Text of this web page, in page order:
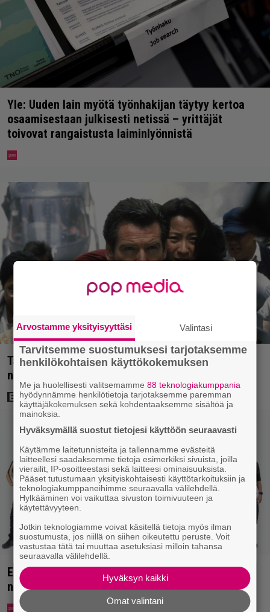
Yle: Uuden lain myötä työnhakijan täytyy kertoa
osaamisestaan julkisesti netissä – yrittäjät
toivovat rangaistusta laiminlyönnistä
Tänään tv:ssä: Vuoden 1997 Bond-leffassa
nähdään hämmenttävän nykyaikainen kännykkä
Erikoisjoukot julkaisi uudet kokelaat – yllättävien
nimien joukossa myös kansanedustaja
Arvostamme yksityisyyttäsi Valintasi
Tarvitsemme suostumuksesi tarjotaksemme
henkilökohtaisen käyttökokemuksen
Me ja huolellisesti valitsemamme88 teknologiakumppania
hyödynnämme henkilötietoja tarjotaksemme paremman
käyttäjäkokemuksen sekä kohdentaaksemme sisältöä ja
mainoksia.
Hyväksymällä suostut tietojesi käyttöön seuraavasti
Käytämme laitetunnisteita ja tallennamme evästeitä
laitteellesi saadaksemme tietoja esimerkiksi sivuista, joilla
vierailit, IP-osoitteestasi sekä laitteesi ominaisuuksista.
Pääset tutustumaan yksityiskohtaisesti käyttötarkoituksiin ja
teknologiakumppaneihimme seuraavalla välilehdellä.
Hylkääminen voi vaikuttaa sivuston toimivuuteen ja
käytettävyyteen.
Jotkin teknologiamme voivat käsitellä tietoja myös ilman
suostumusta, jos niillä on siihen oikeutettu peruste. Voit
vastustaa tätä tai muuttaa asetuksiasi milloin tahansa
seuraavalla välilehdellä.
Hyväksyn kaikki
Omat valintani